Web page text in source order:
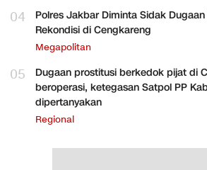
04
Polres Jakbar Diminta Sidak Dugaan
Rekondisi di Cengkareng
Megapolitan
05
Dugaan prostitusi berkedok pijat di
beroperasi, ketegasan Satpol PP
dipertanyakan
Regional